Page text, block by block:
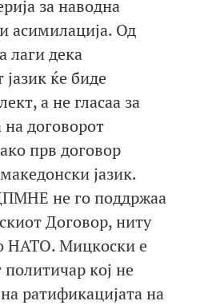
за наводна
асимилација. Од
дека
ќе биде
а не гласаа за
договорот
прв договор
јазик.
не го поддржаа
Договор, ниту
НАТО. Мицкоски е
кој не
ратификацијата на